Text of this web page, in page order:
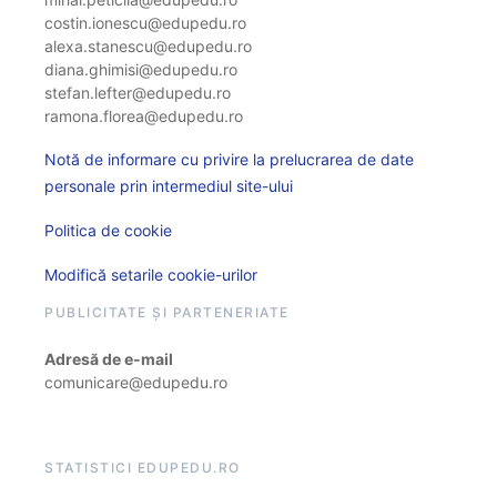
costin.ionescu@edupedu.ro
alexa.stanescu@edupedu.ro
diana.ghimisi@edupedu.ro
stefan.lefter@edupedu.ro
ramona.florea@edupedu.ro
Notă de informare cu privire la prelucrarea de date
personale prin intermediul site-ului
Politica de cookie
Modifică setarile cookie-urilor
PUBLICITATE ȘI PARTENERIATE
Adresă de e-mail
comunicare@edupedu.ro
STATISTICI EDUPEDU.RO